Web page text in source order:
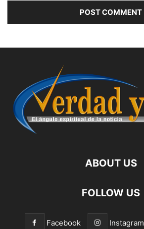
ABOUT US
FOLLOW US
Facebook Instagram